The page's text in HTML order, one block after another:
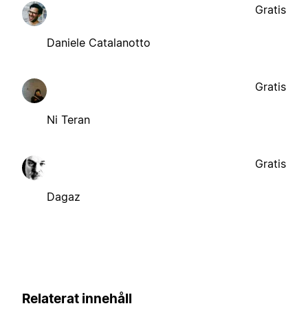
Daniele Catalanotto
Gratis
Ni Teran
Gratis
Dagaz
Gratis
Relaterat innehåll